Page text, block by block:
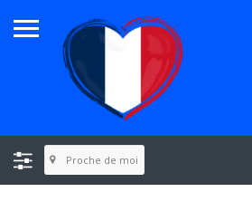
Proche de moi